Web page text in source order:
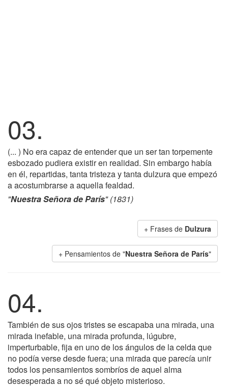
03.
(... ) No era capaz de entender que un ser tan torpemente
esbozado pudiera existir en realidad. Sin embargo había
en él, repartidas, tanta tristeza y tanta dulzura que empezó
a acostumbrarse a aquella fealdad.
"Nuestra Señora de París" (1831)
+ Frases de Dulzura
+ Pensamientos de "Nuestra Señora de París"
04.
También de sus ojos tristes se escapaba una mirada, una
mirada inefable, una mirada profunda, lúgubre,
imperturbable, fija en uno de los ángulos de la celda que
no podía verse desde fuera; una mirada que parecía unir
todos los pensamientos sombríos de aquel alma
desesperada a no sé qué objeto misterioso.